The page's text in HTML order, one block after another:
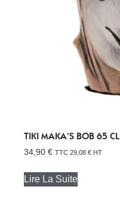
TIKI MAKA’S BOB 65 CL
34,90 € TTC 29,08 € HT
Lire La Suite